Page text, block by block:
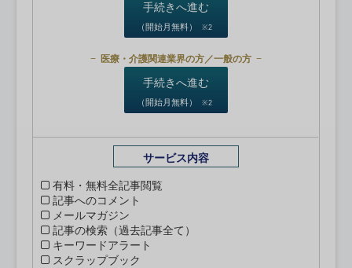
手続きへ進む
（開始月無料） ※2
医療・介護関連業界の方／一般の方
手続きへ進む
（開始月無料） ※2
サービス内容
有料・無料全記事閲覧
記事へのコメント
メールマガジン
記事の検索（過去記事全て）
キーワードアラート
スクラップブック